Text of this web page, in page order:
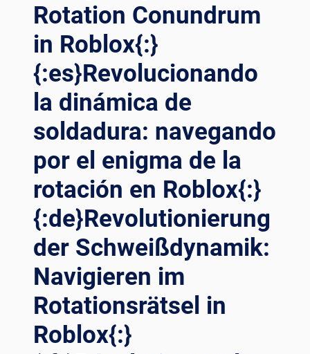
PROGRESO:
REVOLUCIONANDO
LA
SOLDADURA
EN
SECTOR
ENERGÉTICO
CON
TECNOLOGÍAS
AVANZADAS
DE
ROTADORES{:}
{:DE}FORTSCHRITT
REVOLUTIONIERUNG
DES
SCHWEISSENS I
M E
NERGIESEKTOR M
IT F
ORTSCHRITTLICHEN R
Rotation Conundrum
in Roblox{:}
{:es}Revolucionando
la dinámica de
soldadura: navegando
por el enigma de la
rotación en Roblox{:}
{:de}Revolutionierung
der Schweißdynamik:
Navigieren im
Rotationsrätsel in
Roblox{:}